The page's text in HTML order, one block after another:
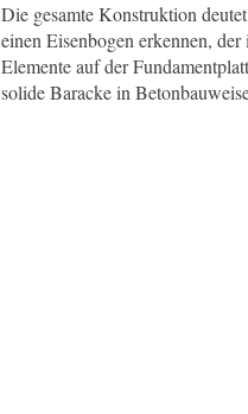
Die gesamte Konstruktion
einen Eisenbogen erkennen,
Elemente auf der
solide Baracke in